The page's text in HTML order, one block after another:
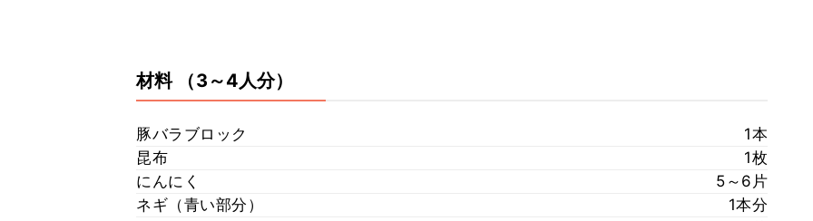
材料 （3～4人分）
豚バラブロック
1本
昆布
1枚
にんにく
5～6片
ネギ（青い部分）
1本分